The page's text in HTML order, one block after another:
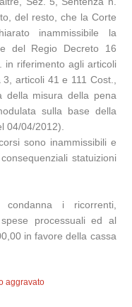
del resto, che la Corte
inammissibile la
del Regio Decreto 16
in riferimento agli articoli
articoli 41 e 111 Cost.,
della misura della pena
sulla base della
04/04/2012).
sono inammissibili e
statuizioni
i ricorrenti,
processuali ed al
in favore della cassa
aggravato